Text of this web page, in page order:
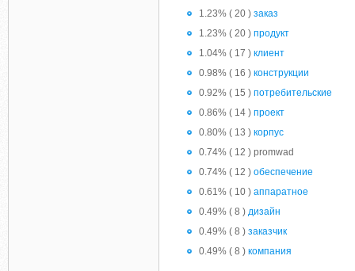
1.23% ( 20 ) заказ
1.23% ( 20 ) продукт
1.04% ( 17 ) клиент
0.98% ( 16 ) конструкции
0.92% ( 15 ) потребительские
0.86% ( 14 ) проект
0.80% ( 13 ) корпус
0.74% ( 12 ) promwad
0.74% ( 12 ) обеспечение
0.61% ( 10 ) аппаратное
0.49% ( 8 ) дизайн
0.49% ( 8 ) заказчик
0.49% ( 8 ) компания